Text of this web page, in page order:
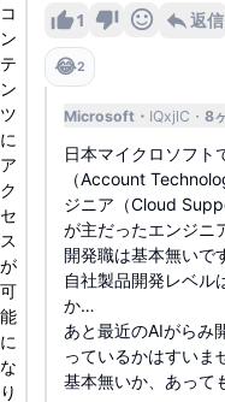
コ
ン
テ
ン
ツ
に
ア
ク
セ
ス
が
可
能
に
な
り
1 返信
😂2
Microsoft IQxjlC 8
日本マイクロソフト
（Account
ジニア（Cloud
が主だったエンジニ
開発職は基本無いで
自社製品開発レベル
か…
あと最近のAIがらみ
っているかはすいま
基本無いか、あって